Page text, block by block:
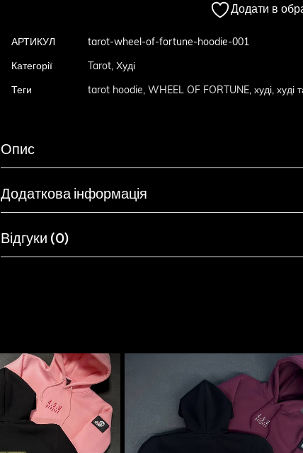
Додати в
АРТИКУЛ tarot-wheel-of-fortune-hoodie-001
Категорії Tarot, Худі
Теги tarot hoodie, WHEEL OF FORTUNE, худі, худі
Опис
Додаткова інформація
Відгуки (0)